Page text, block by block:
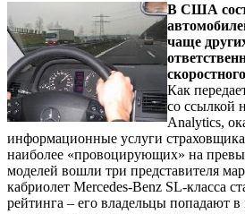
В США
чаще
Как
со ссылкой
Analytics,
информационные услуги
наиболее «провоцирующих» на
моделей вошли три представителя
кабриолет Mercedes-Benz SL-класса
рейтинга – его владельцы попадают в